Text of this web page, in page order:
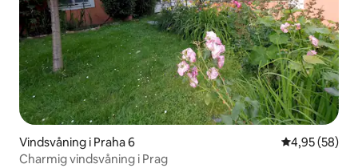
Vindsvåning i Praha 6 4,95 av 5 i
4,95 (58)
Charmig vindsvåning i Prag